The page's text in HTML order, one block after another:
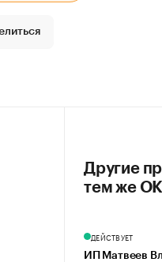
Другие
тем же
ДЕЙСТВУЕТ
ИП Матвеев